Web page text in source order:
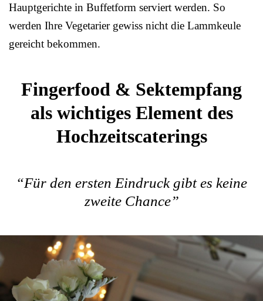
Hauptgerichte in Buffetform serviert werden. So
werden Ihre Vegetarier gewiss nicht die Lammkeule
gereicht bekommen.
Fingerfood & Sektempfang
als wichtiges Element des
Hochzeitscaterings
“Für den ersten Eindruck gibt es keine
zweite Chance”